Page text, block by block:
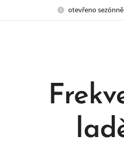
otevřeno